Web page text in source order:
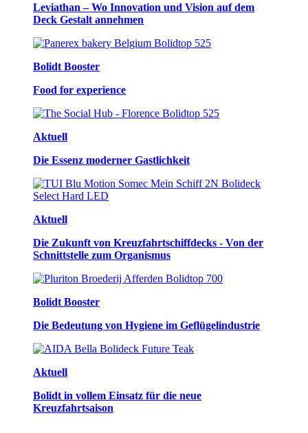
Leviathan – Wo Innovation und Vision auf dem
Deck Gestalt annehmen
Bolidt Booster
Food for experience
Aktuell
Die Essenz moderner Gastlichkeit
Aktuell
Die Zukunft von Kreuzfahrtschiffdecks - Von der
Schnittstelle zum Organismus
Bolidt Booster
Die Bedeutung von Hygiene im Geflügelindustrie
Aktuell
Bolidt in vollem Einsatz für die neue
Kreuzfahrtsaison